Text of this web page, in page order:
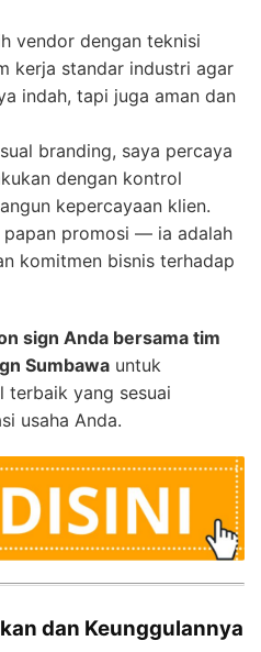
vendor dengan teknisi
kerja standar industri agar
indah, tapi juga aman dan
branding, saya percaya
dengan kontrol
kepercayaan klien.
papan promosi — ia adalah
komitmen bisnis terhadap
sign Anda bersama tim
Sumbawa untuk
terbaik yang sesuai
usaha Anda.
dan Keunggulannya